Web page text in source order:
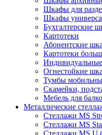
Шкафы для
Шкафы
Бухгалтерские
Картотеки
Абонентские
Картотеки
Огнестойкие
Тумбы
Скамейки,
Мебель для
Металлические
Стеллажи MS
Стеллажи MS
Стеллажи MS U